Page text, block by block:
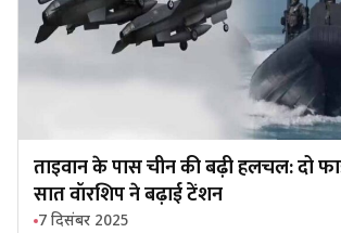
ताइवान के पास चीन की बढ़ी हलचल: दो
सात वॉरशिप ने बढ़ाई टेंशन
7 दिसंबर 2025